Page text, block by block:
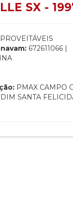
SX -
672611066 |
PMAX CAMPO
SANTA